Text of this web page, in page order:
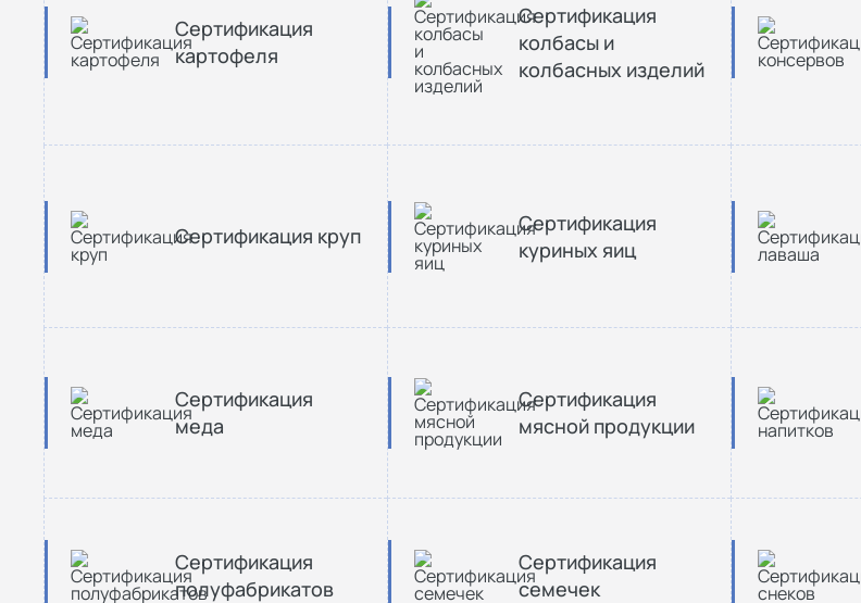
Сертификация
картофеля
Сертификация
колбасы и
колбасных изделий
Сертификация круп
Сертификация
куриных яиц
Сертификация
меда
Сертификация
мясной продукции
Сертификация
полуфабрикатов
Сертификация
семечек